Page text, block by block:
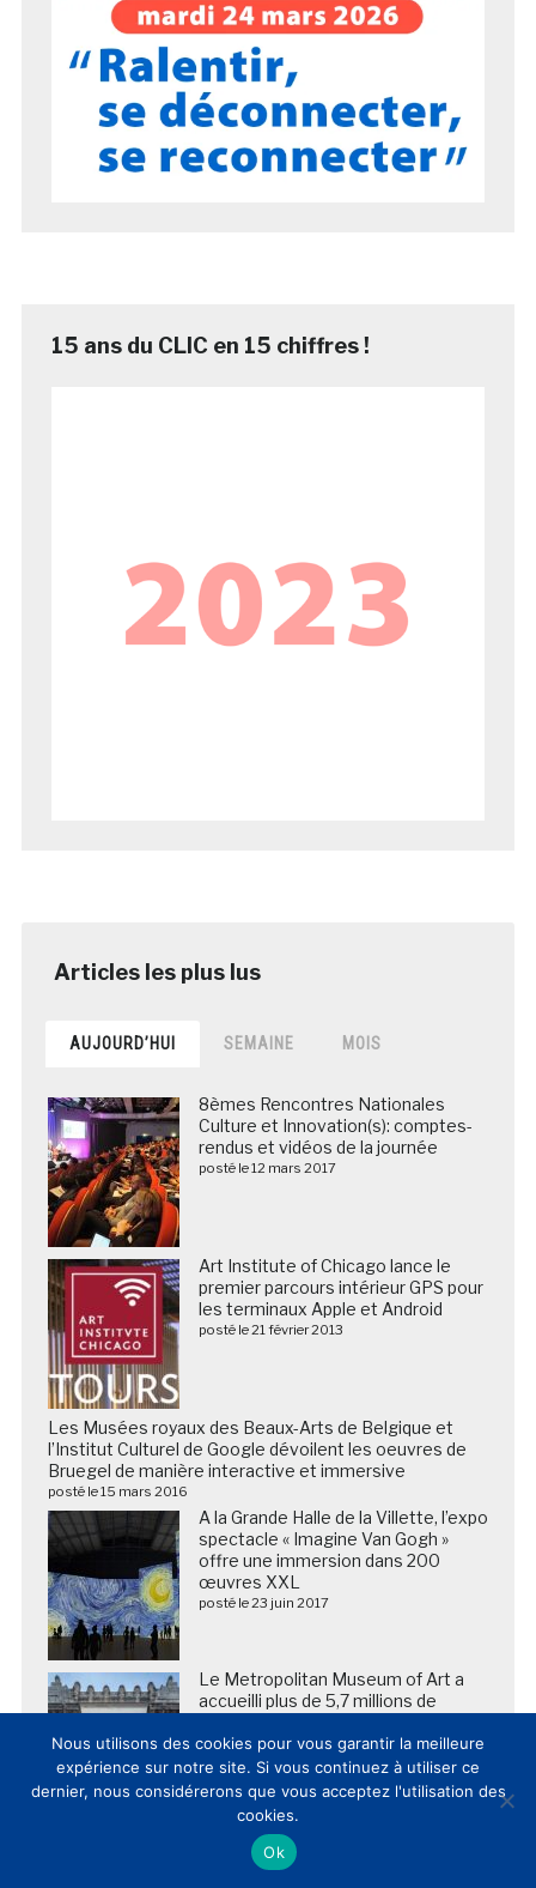
15 ans du CLIC en 15 chiffres !
AUJOURD’HUI SEMAINE MOIS
8èmes Rencontres Nationales
Culture et Innovation(s): comptes-
rendus et vidéos de la journée
posté le 12 mars 2017
Art Institute of Chicago lance le
premier parcours intérieur GPS pour
les terminaux Apple et Android
posté le 21 février 2013
Les Musées royaux des Beaux-Arts de Belgique et
l’Institut Culturel de Google dévoilent les oeuvres de
Bruegel de manière interactive et immersive
posté le 15 mars 2016
A la Grande Halle de la Villette, l’expo
spectacle « Imagine Van Gogh »
offre une immersion dans 200
œuvres XXL
posté le 23 juin 2017
Le Metropolitan Museum of Art a
accueilli plus de 5,7 millions de
posté le 23 juillet 2025
Nous utilisons des cookies pour vous garantir la meilleure
expérience sur notre site. Si vous continuez à utiliser ce
dernier, nous considérerons que vous acceptez l'utilisation des
cookies.
Ok